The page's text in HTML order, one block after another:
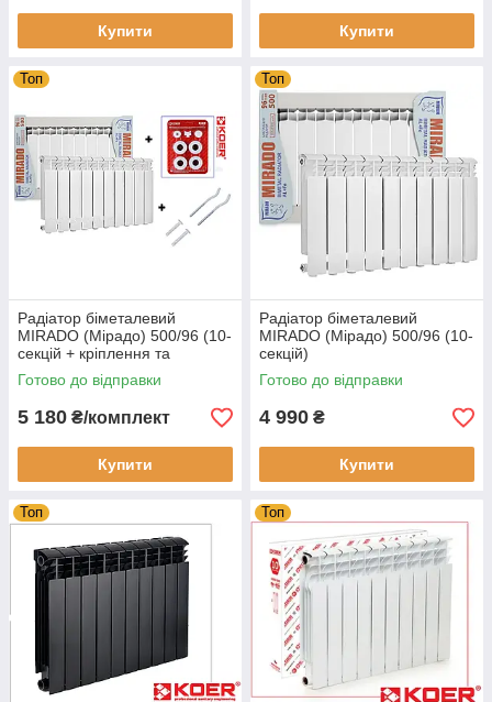
Купити Купити
Топ
Радіатор біметалевий
MIRADO (Мірадо) 500/96 (10-
секцій + кріплення та
футорки)
Готово до відправки
5 180 ₴/комплект
Купити
Топ
Радіатор біметалевий
MIRADO (Мірадо) 500/96 (10-
секцій)
Готово до відправки
4 990 ₴
Купити
Топ Топ